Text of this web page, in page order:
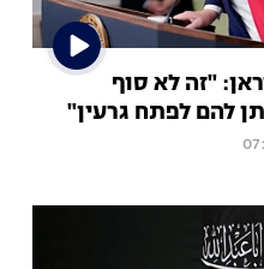
"זה לא סוף
להם לפתח גרעין"